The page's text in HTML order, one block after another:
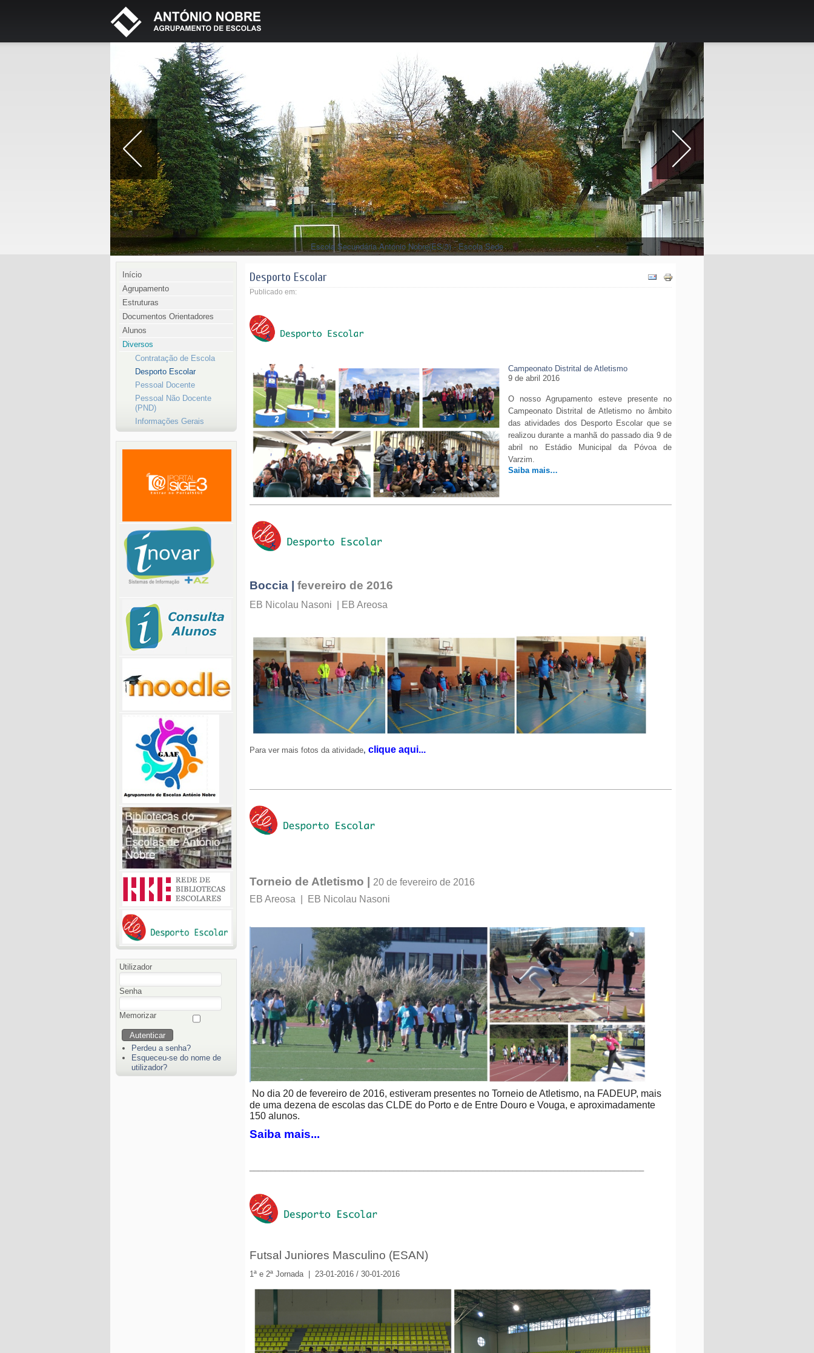
Escola Secundária António Nobre(ES/3) - Escola Sede
Início
Agrupamento
Estruturas
Documentos Orientadores
Alunos
Diversos
Contratação de Escola
Desporto Escolar
Pessoal Docente
Pessoal Não Docente
(PND)
Informações Gerais
Utilizador
Senha
Memorizar
Perdeu a senha?
Esqueceu-se do nome de
utilizador?
Desporto Escolar
Publicado em:
Campeonato Distrital de Atletismo
9 de abril 2016
O nosso Agrupamento esteve presente no
Campeonato Distrital de Atletismo no âmbito
das atividades dos Desporto Escolar que se
realizou durante a manhã do passado dia 9 de
abril no Estádio Municipal da Póvoa de
Varzim.
Saiba mais…
Boccia | fevereiro de 2016
EB Nicolau Nasoni | EB Areosa
Para ver mais fotos da atividade, clique aqui...
Torneio de Atletismo | 20 de fevereiro de 2016
EB Areosa | EB Nicolau Nasoni
No dia 20 de fevereiro de 2016, estiveram presentes no Torneio de Atletismo, na FADEUP, mais
de uma dezena de escolas das CLDE do Porto e de Entre Douro e Vouga, e aproximadamente
150 alunos.
Saiba mais...
Futsal Juniores Masculino (ESAN)
1ª e 2ª Jornada | 23-01-2016 / 30-01-2016